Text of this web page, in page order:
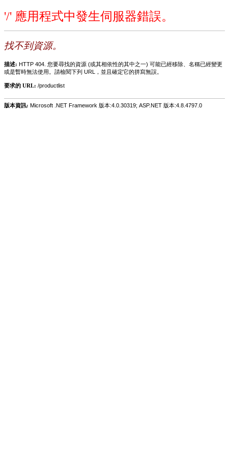
'/' 應用程式中發生伺服器錯誤。
找不到資源。
描述: HTTP 404. 您要尋找的資源 (或其相依性的其中之一) 可能已經移除、名稱已經變更
或是暫時無法使用。請檢閱下列 URL，並且確定它的拼寫無誤。
要求的 URL: /productlist
版本資訊: Microsoft .NET Framework 版本:4.0.30319; ASP.NET 版本:4.8.4797.0